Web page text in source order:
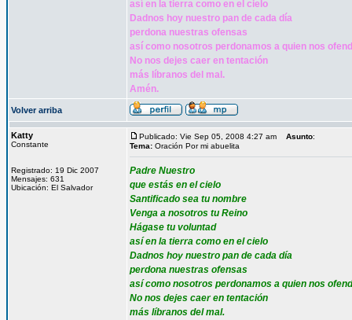
así en la tierra como en el cielo
Dadnos hoy nuestro pan de cada día
perdona nuestras ofensas
así como nosotros perdonamos a quien nos
No nos dejes caer en tentación
más líbranos del mal.
Amén.
Volver arriba
Katty
Constante
Registrado: 19 Dic 2007
Mensajes: 631
Ubicación: El Salvador
Publicado: Vie Sep 05, 2008 4:27 am Asunto:
Tema: Oración Por mi abuelita
Padre Nuestro
que estás en el cielo
Santificado sea tu nombre
Venga a nosotros tu Reino
Hágase tu voluntad
así en la tierra como en el cielo
Dadnos hoy nuestro pan de cada día
perdona nuestras ofensas
así como nosotros perdonamos a quien nos
No nos dejes caer en tentación
más líbranos del mal.